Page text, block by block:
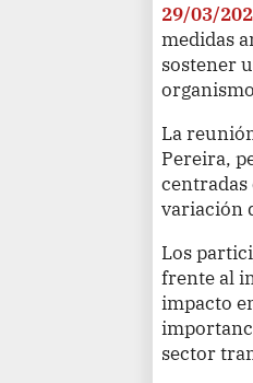
29/03/
medidas
sostener
La
Pereira,
variación
Los
frente al
impacto
sector